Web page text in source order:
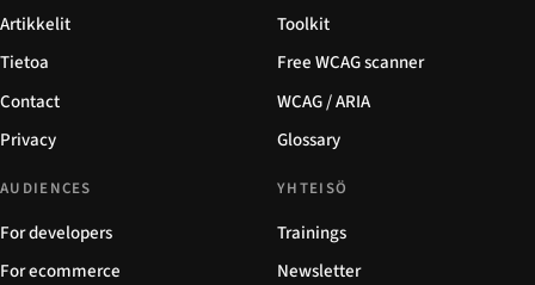
Artikkelit
Tietoa
Contact
Privacy
Toolkit
Free WCAG scanner
WCAG / ARIA
Glossary
AUDIENCES
For developers
For ecommerce
YHTEISÖ
Trainings
Newsletter